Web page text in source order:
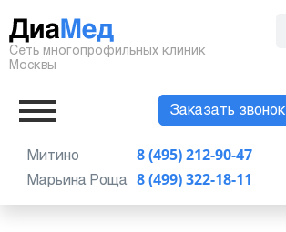
Сеть многопрофильных клиник
Москвы
Заказать звонок
8 (495) 212-90-47
Митино
8 (499) 322-18-11
Марьина Роща